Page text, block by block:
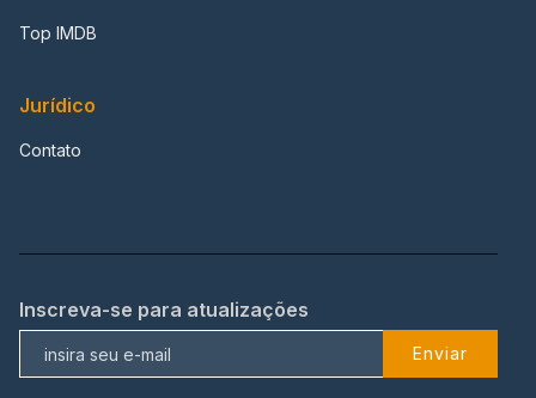
Top IMDB
Jurídico
Contato
Inscreva-se para atualizações
Enviar